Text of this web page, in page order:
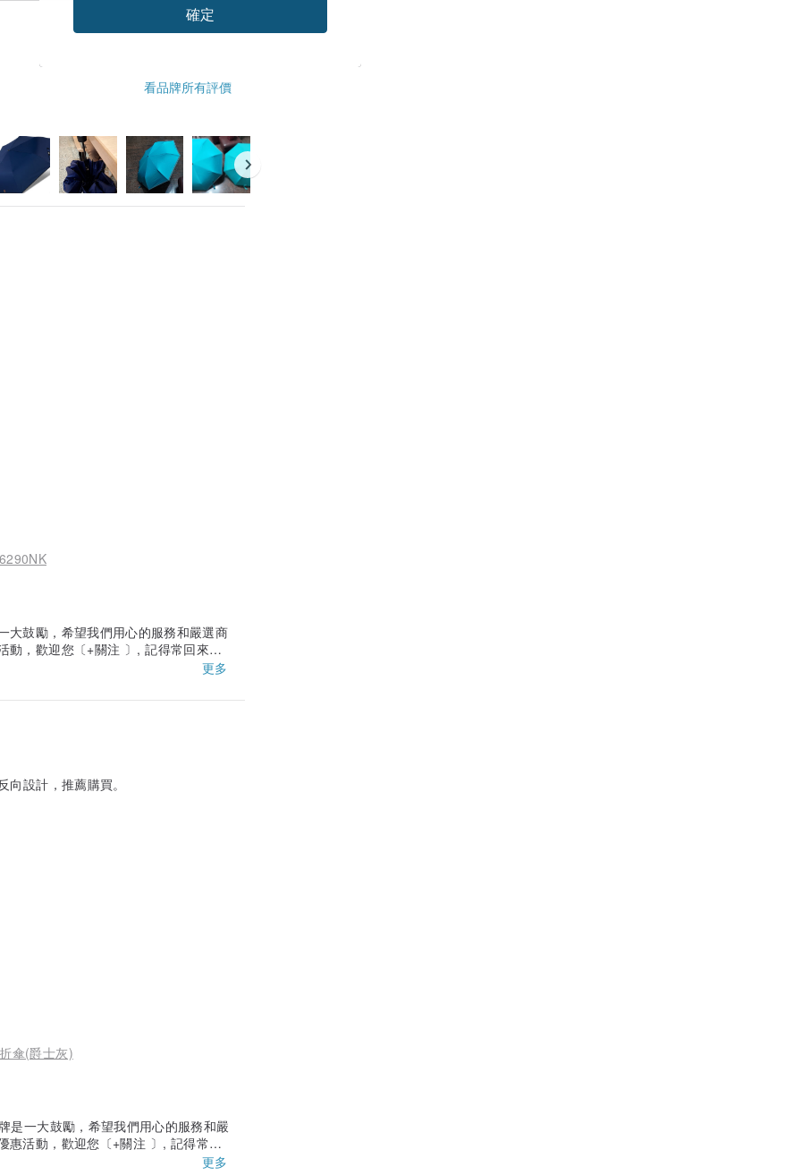
看品牌所有評價
大鼓勵，希望我們用心的服務和嚴選商
，歡迎您〔+關注 〕, 記得常回來逛
更多
設計，推薦購買。
傘(爵士灰)
是一大鼓勵，希望我們用心的服務和嚴
活動，歡迎您〔+關注 〕, 記得常回
更多
確定